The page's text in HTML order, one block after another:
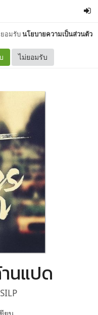
ยอมรับนโยบายความเป็นส่วนตัว
ไม่ยอมรับ
นแปด